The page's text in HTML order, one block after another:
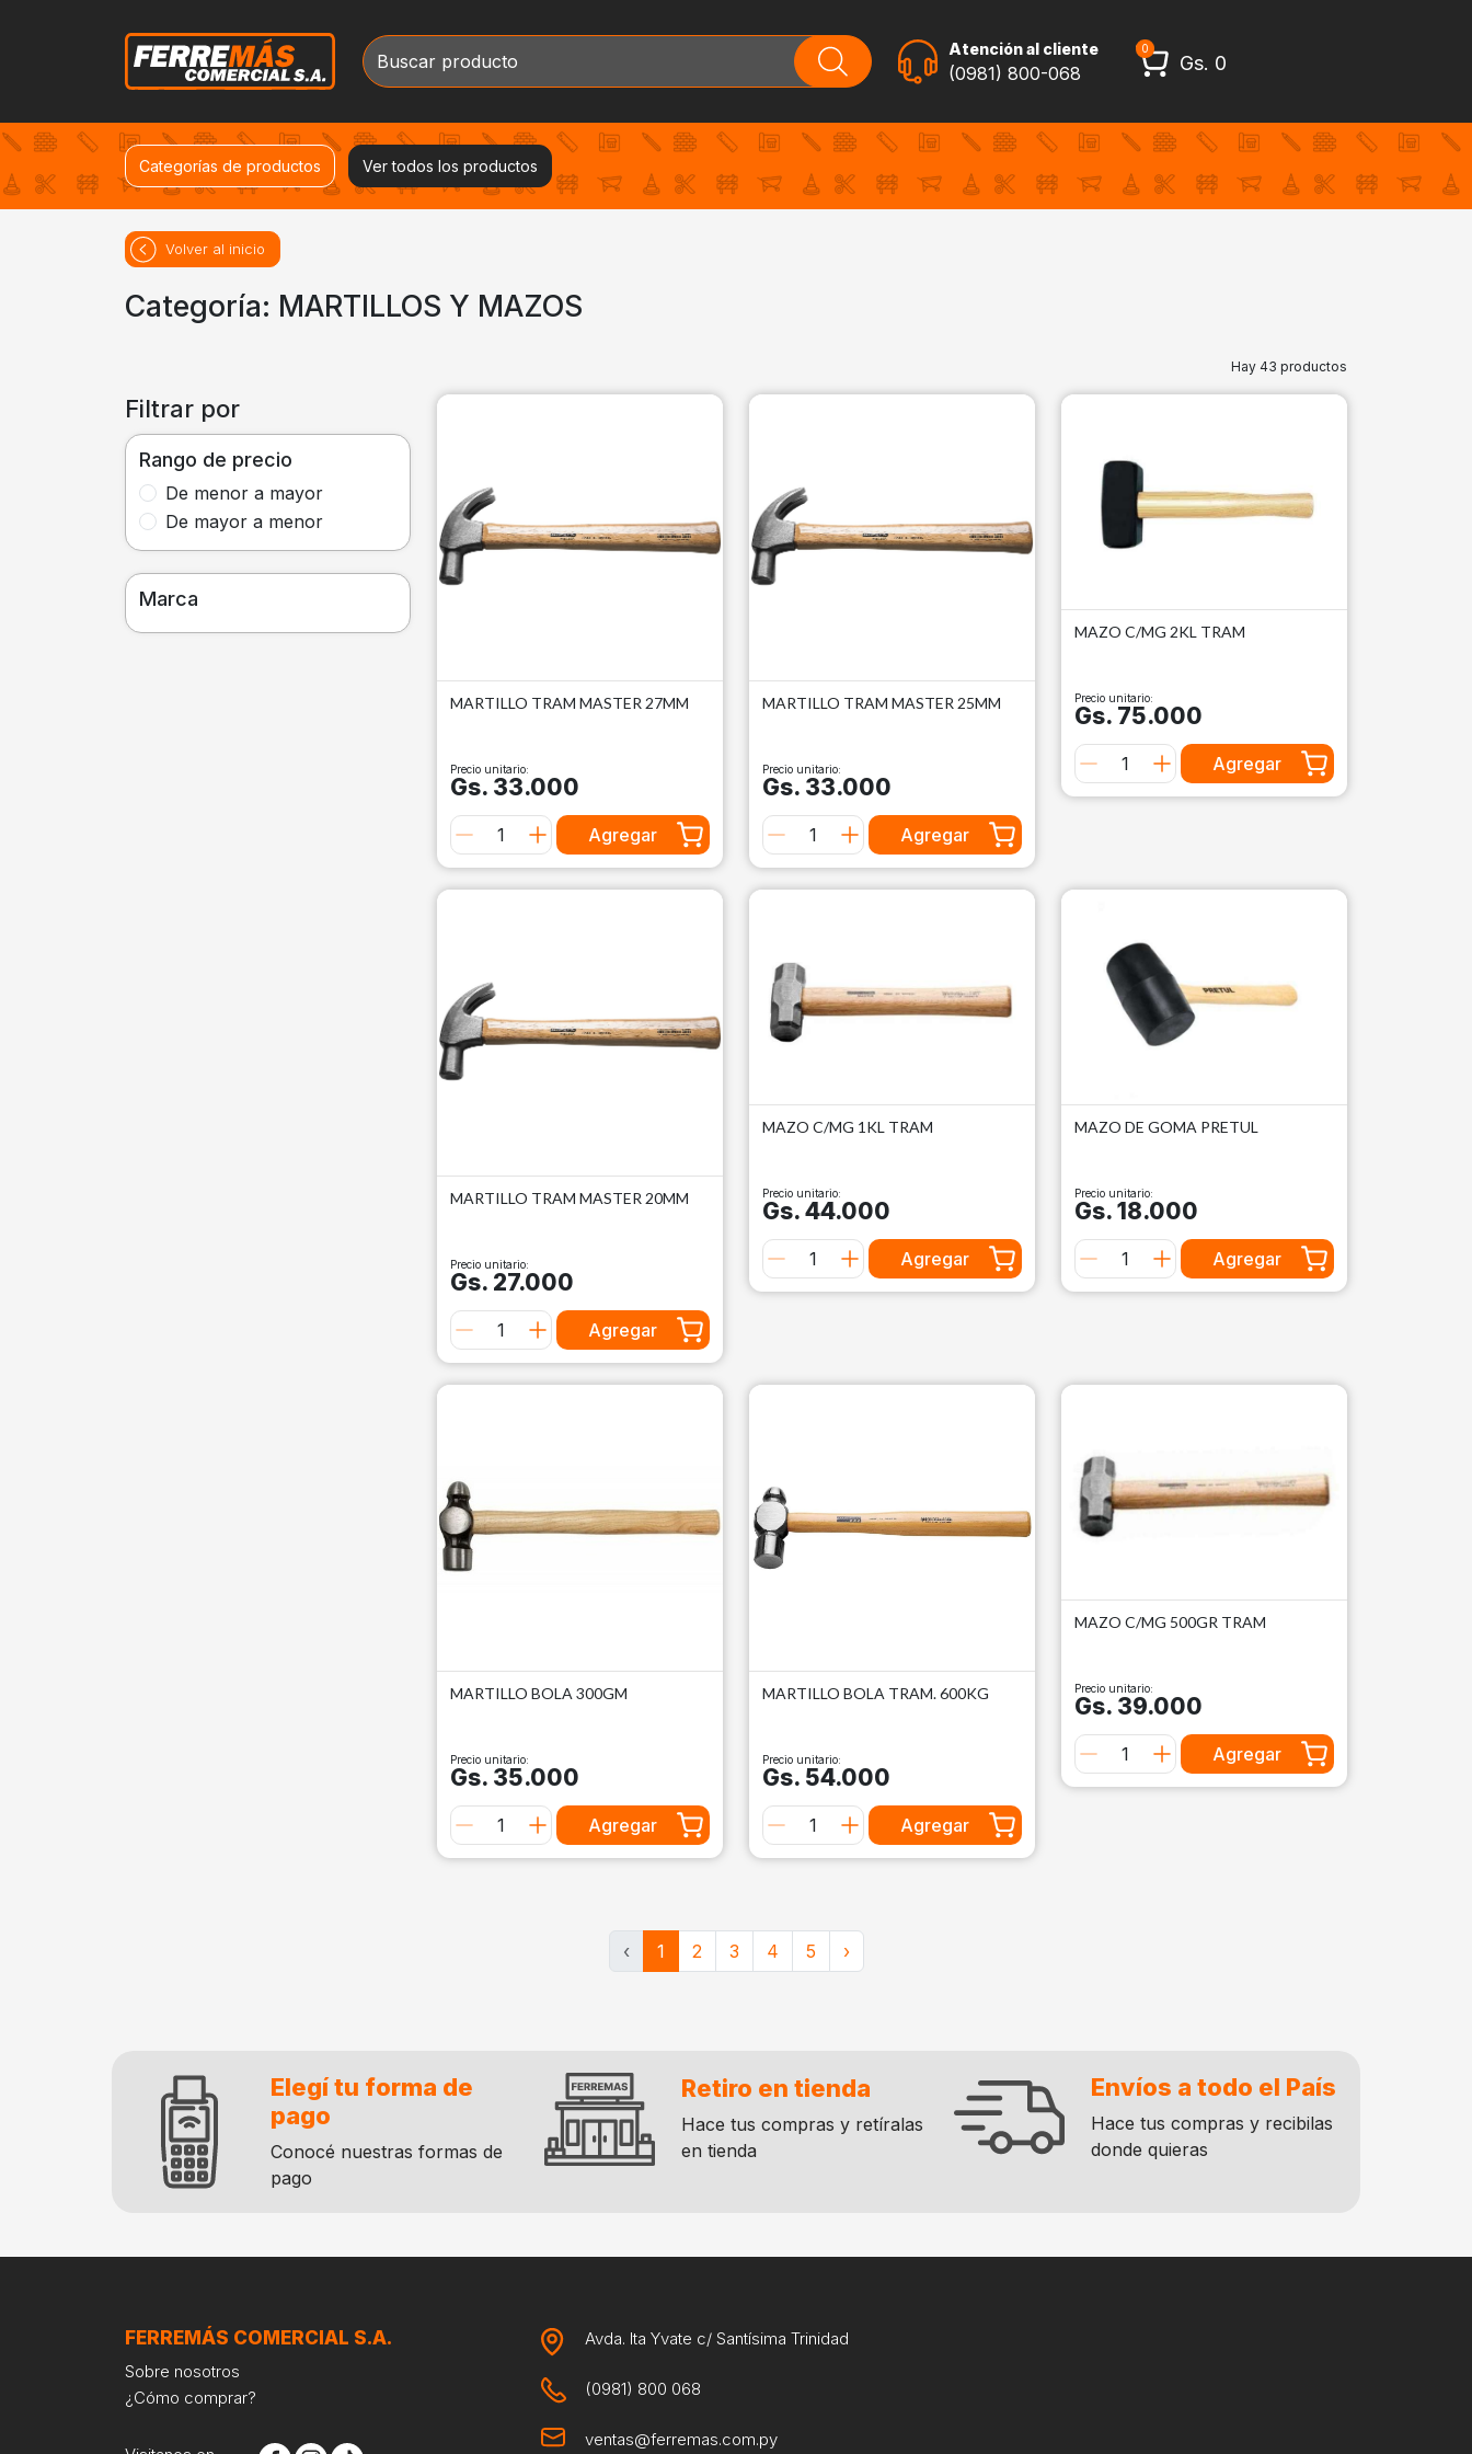
Atención al cliente
(0981) 800-068
0
Gs. 0
Categorías de productos Ver todos los productos
Volver al inicio
Categoría: MARTILLOS Y MAZOS
Hay 43 productos
Filtrar por
Rango de precio
De menor a mayor
De mayor a menor
Marca
MARTILLO TRAM MASTER 27MM
Precio unitario:
Gs. 33.000
Agregar
MARTILLO TRAM MASTER 25MM
Precio unitario:
Gs. 33.000
Agregar
MAZO C/MG 2KL TRAM
Precio unitario:
Gs. 75.000
Agregar
MARTILLO TRAM MASTER 20MM
Precio unitario:
Gs. 27.000
Agregar
MAZO C/MG 1KL TRAM
Precio unitario:
Gs. 44.000
Agregar
MAZO DE GOMA PRETUL
Precio unitario:
Gs. 18.000
Agregar
MARTILLO BOLA 300GM
Precio unitario:
Gs. 35.000
Agregar
MARTILLO BOLA TRAM. 600KG
Precio unitario:
Gs. 54.000
Agregar
MAZO C/MG 500GR TRAM
Precio unitario:
Gs. 39.000
Agregar
‹ 1 2 3 4 5 ›
Elegí tu forma de
pago
Conocé nuestras formas de
pago
Retiro en tienda
Hace tus compras y retíralas
en tienda
Envíos a todo el País
Hace tus compras y recibilas
donde quieras
FERREMÁS COMERCIAL S.A.
Sobre nosotros
¿Cómo comprar?
Avda. Ita Yvate c/ Santísima Trinidad
(0981) 800 068
ventas@ferremas.com.py